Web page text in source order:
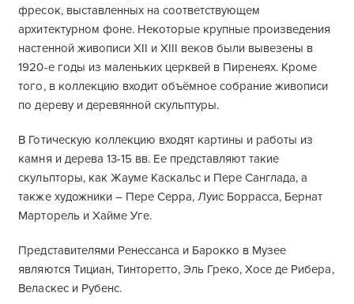
фресок, выставленных на соответствующем
архитектурном фоне. Некоторые крупные произведения
настенной живописи XII и XIII веков были вывезены в
1920-е годы из маленьких церквей в Пиренеях. Кроме
того, в коллекцию входит объёмное собрание живописи
по дереву и деревянной скульптуры.
В Готическую коллекцию входят картины и работы из
камня и дерева 13-15 вв. Ее представляют такие
скульпторы, как Жауме Каскальс и Пере Санглада, а
также художники – Пере Серра, Луис Боррасса, Бернат
Марторель и Хайме Уге.
Представителями Ренессанса и Барокко в Музее
являются Тициан, Тинторетто, Эль Греко, Хосе де Рибера,
Веласкес и Рубенс.